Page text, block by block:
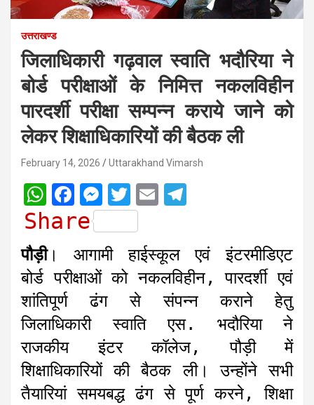
उत्तराखण्ड
जिलाधिकारी गढ़वाल स्वाति भदौरिया ने
बोर्ड परीक्षाओं के निमित्त नकलविहीन
पारदर्शी परीक्षा सम्पन्न कराये जाने को
लेकर शिक्षाधिकारियों की बैठक ली
February 14, 2026 Uttarakhand Vimarsh
W
h
t
s
A
p
p
F
a
e
b
o
M
e
s
s
e
n
g
e
r
T
w
i
t
t
e
r
E
i
l
e
g
r
a
m
Share
पौड़ी। आगामी हाईस्कूल एवं इंटरमीडिएट
बोर्ड परीक्षाओं को नकलविहीन, पारदर्शी एवं
शांतिपूर्ण ढंग से संपन्न कराने हेतु
जिलाधिकारी स्वाति एस. भदौरिया ने
राजकीय इंटर कॉलेज, पौड़ी में
शिक्षाधिकारियों की बैठक ली। उन्होंने सभी
तैयारियां समयबद्ध ढंग से पूर्ण करने, शिक्षा